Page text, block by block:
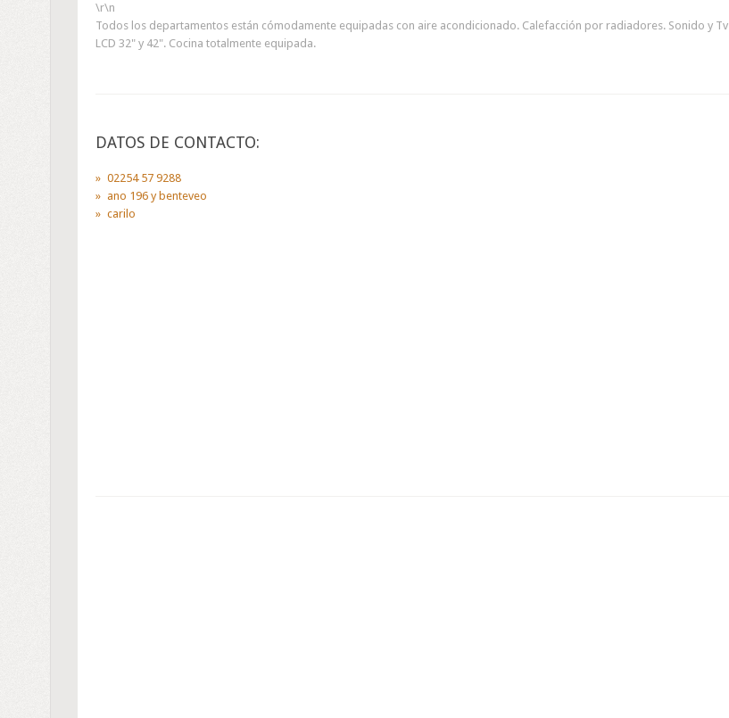
\r\n
Todos los departamentos están cómodamente equipadas con aire acondicionado. Calefacción por radiadores. Sonido y Tv
LCD 32" y 42". Cocina totalmente equipada.
DATOS DE CONTACTO:
02254 57 9288
ano 196 y benteveo
carilo